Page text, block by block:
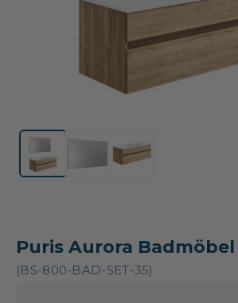
Puris Aurora Badmöbel
(BS-800-BAD-SET-35)